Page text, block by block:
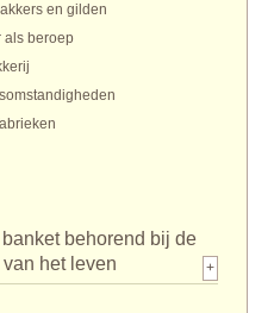
en gilden
als beroep
behorend bij de
het leven
+